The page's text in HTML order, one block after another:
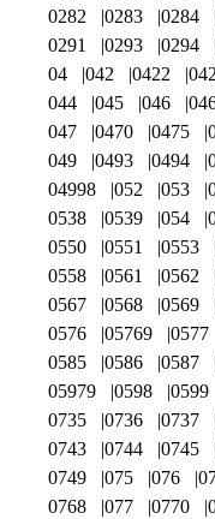
0282
0283 0284
0291
0293 0294
04
042 0422
044
045 046
047
0470 0475
049
0493 0494
04998
052 053
0538
0539 054
0550
0551 0553
0558
0561 0562
0567
0568 0569
0576
05769 0577
0585
0586 0587
05979
0598 0599
0735
0736 0737
0743
0744 0745
0749
075 076
0768
077 0770